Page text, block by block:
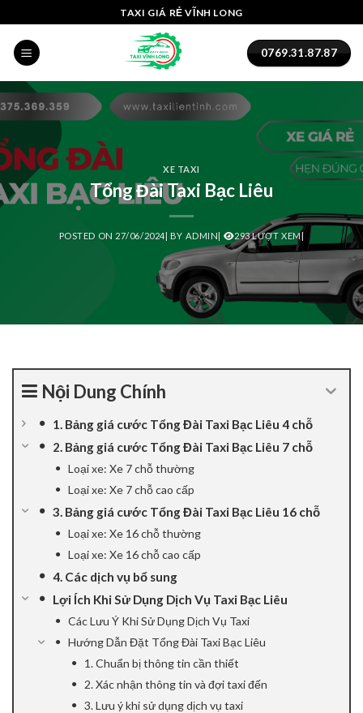
panel
paketleri
panel
panel
giriş
panel
to
content
TAXI GIÁ RẺ VĨNH LONG
0769.31.87.87
XE TAXI
Tổng Đài Taxi Bạc Liêu
POSTED ON 27/06/2024| BY ADMIN| 293 LƯỢT XEM|
Nội Dung Chính
1. Bảng giá cước Tổng Đài Taxi Bạc Liêu 4 chỗ
2. Bảng giá cước Tổng Đài Taxi Bạc Liêu 7 chỗ
Loại xe: Xe 7 chỗ thường
Loại xe: Xe 7 chỗ cao cấp
3. Bảng giá cước Tổng Đài Taxi Bạc Liêu 16 chỗ
Loại xe: Xe 16 chỗ thường
Loại xe: Xe 16 chỗ cao cấp
4. Các dịch vụ bổ sung
Lợi Ích Khi Sử Dụng Dịch Vụ Taxi Bạc Liêu
Các Lưu Ý Khi Sử Dụng Dịch Vụ Taxi
Hướng Dẫn Đặt Tổng Đài Taxi Bạc Liêu
1. Chuẩn bị thông tin cần thiết
2. Xác nhận thông tin và đợi taxi đến
3. Lưu ý khi sử dụng dịch vụ taxi